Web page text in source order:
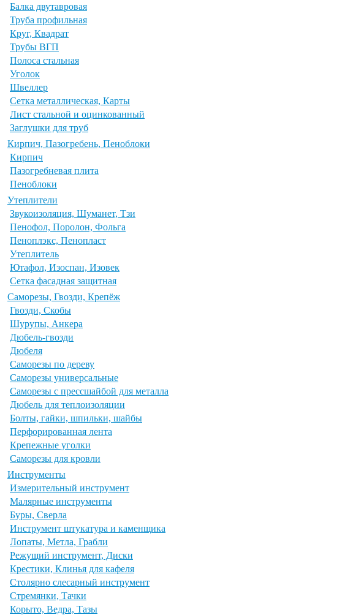
Балка двутавровая
Труба профильная
Круг, Квадрат
Трубы ВГП
Полоса стальная
Уголок
Швеллер
Сетка металлическая, Карты
Лист стальной и оцинкованный
Заглушки для труб
Кирпич, Пазогребень, Пеноблоки
Кирпич
Пазогребневая плита
Пеноблоки
Утеплители
Звукоизоляция, Шуманет, Тзи
Пенофол, Поролон, Фольга
Пеноплэкс, Пенопласт
Утеплитель
Ютафол, Изоспан, Изовек
Сетка фасадная защитная
Саморезы, Гвозди, Крепёж
Гвозди, Скобы
Шурупы, Анкера
Дюбель-гвозди
Дюбеля
Саморезы по дереву
Саморезы универсальные
Саморезы с прессшайбой для металла
Дюбель для теплоизоляции
Болты, гайки, шпильки, шайбы
Перфорированная лента
Крепежные уголки
Саморезы для кровли
Инструменты
Измерительный инструмент
Малярные инструменты
Буры, Сверла
Инструмент штукатура и каменщика
Лопаты, Метла, Грабли
Режущий инструмент, Диски
Крестики, Клинья для кафеля
Столярно слесарный инструмент
Стремянки, Тачки
Корыто, Ведра, Тазы